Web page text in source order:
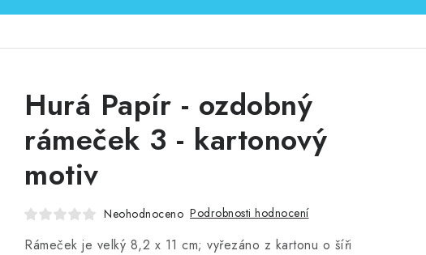
Hurá Papír - ozdobný
rámeček 3 - kartonový
motiv
Neohodnoceno Podrobnosti hodnocení
Rámeček je velký 8,2 x 11 cm; vyřezáno z kartonu o šíři